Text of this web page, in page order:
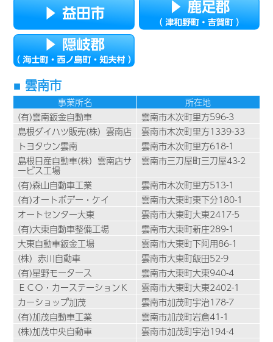
雲南市
事業所名
所在地
(有)雲南鈑金自動車
雲南市木次町里方596-3
島根ダイハツ販売(株）雲南店
雲南市木次町里方1339-33
トヨタウン雲南
雲南市木次町里方618-1
島根日産自動車(株）雲南店サ
ービス工場
雲南市三刀屋町三刀屋43-2
(有)森山自動車工業
雲南市木次町里方513-1
(有)オートボデー・ケイ
雲南市大東町東下分180-1
オートセンター大東
雲南市大東町大東2417-5
(有)大東自動車整備工場
雲南市大東町新庄289-1
大東自動車鈑金工場
雲南市大東町下阿用86-1
(株）赤川自動車
雲南市大東町飯田52-9
(有)星野モータース
雲南市大東町大東940-4
ＥＣＯ・カーステーションＫ
雲南市大東町大東2402-1
カーショップ加茂
雲南市加茂町宇治178-7
(有)加茂自動車工業
雲南市加茂町岩倉41-1
(株)加茂中央自動車
雲南市加茂町宇治194-4